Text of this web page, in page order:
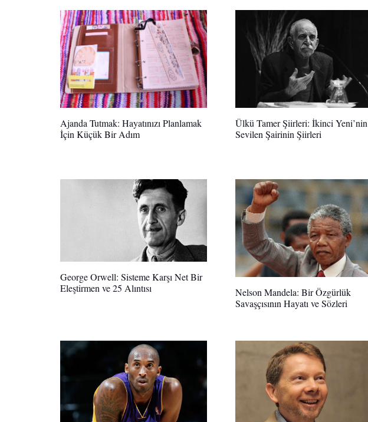
Ajanda Tutmak: Hayatınızı Planlamak
İçin Küçük Bir Adım
Ülkü Tamer Şiirleri: İkinci Yeni’nin
Sevilen Şairinin Şiirleri
George Orwell: Sisteme Karşı Net Bir
Eleştirmen ve 25 Alıntısı
Nelson Mandela: Bir Özgürlük
Savaşçısının Hayatı ve Sözleri